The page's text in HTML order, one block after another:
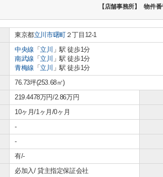
【店舗事務所】 物件
東京都立川市曙町２丁目12-1
中央線 「 立川 」駅 徒歩1分
南武線 「 立川 」駅 徒歩1分
青梅線 「 立川 」駅 徒歩1分
76.73坪(253.68㎡)
219.4478万円/2.86万円
10ヶ月/1ヶ月/0ヶ月
-
-
有/-
必加入/貸主指定保証会社